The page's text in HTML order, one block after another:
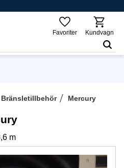
Favoriter Kundvagn
Bränsletillbehör Mercury
m